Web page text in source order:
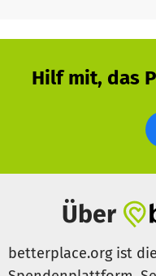
Schulzeit geschieht.
sie weiterhin und
Alle Kinder bekommen
zum Abitur zu
der Berufsausbildung
Was Sie für uns tun
Zur Finanzierung
Patenschaften
Kindes im Kinderhaus
Hilf mit, das
Über
betterplace.org ist